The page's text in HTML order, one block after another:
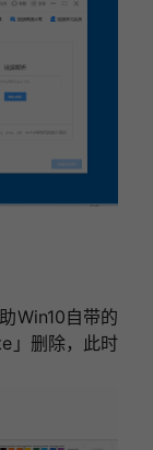
Win10自带的
」删除，此时